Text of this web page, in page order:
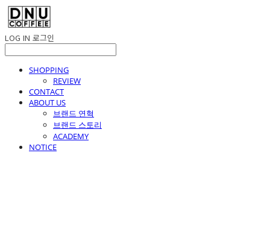
LOG IN 로그인
SHOPPING
REVIEW
CONTACT
ABOUT US
브랜드 연혁
브랜드 스토리
ACADEMY
NOTICE